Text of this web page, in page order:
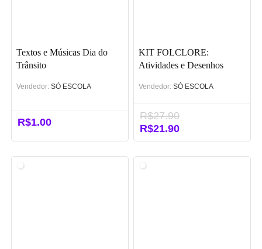
Textos e Músicas Dia do
Trânsito
Vendedor: SÓ ESCOLA
R$1.00
KIT FOLCLORE:
Atividades e Desenhos
Vendedor: SÓ ESCOLA
R$27.90
O
preço
R$21.90O
preço